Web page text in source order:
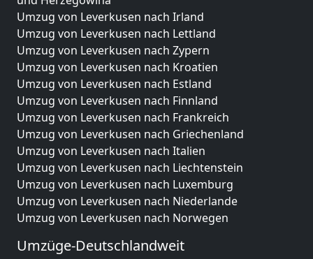
Umzug von Leverkusen nach Irland
Umzug von Leverkusen nach Lettland
Umzug von Leverkusen nach Zypern
Umzug von Leverkusen nach Kroatien
Umzug von Leverkusen nach Estland
Umzug von Leverkusen nach Finnland
Umzug von Leverkusen nach Frankreich
Umzug von Leverkusen nach Griechenland
Umzug von Leverkusen nach Italien
Umzug von Leverkusen nach Liechtenstein
Umzug von Leverkusen nach Luxemburg
Umzug von Leverkusen nach Niederlande
Umzug von Leverkusen nach Norwegen
Umzüge-Deutschlandweit